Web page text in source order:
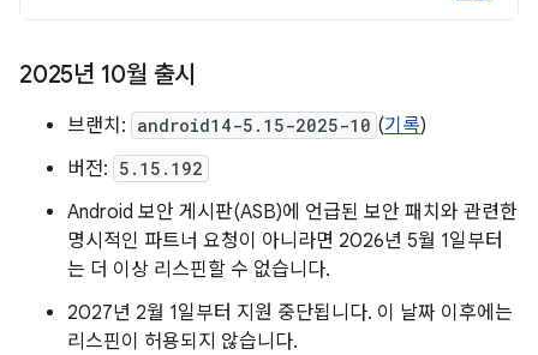
2025년 10월 출시
브랜치: android14-5.15-2025-10 (기록)
버전: 5.15.192
Android 보안 게시판(ASB)에 언급된 보안 패치와 관련한
명시적인 파트너 요청이 아니라면 2026년 5월 1일부터
는 더 이상 리스핀할 수 없습니다.
2027년 2월 1일부터 지원 중단됩니다. 이 날짜 이후에는
리스핀이 허용되지 않습니다.